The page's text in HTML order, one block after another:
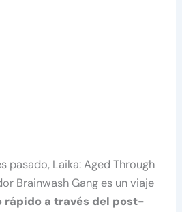
pasado, Laika: Aged Through
Brainwash Gang es un viaje
rápido a través del post-